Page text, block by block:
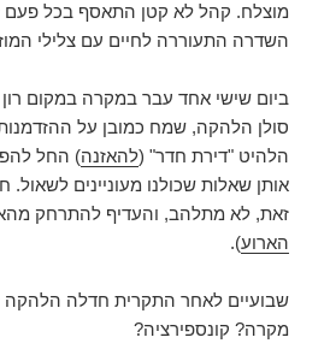
מוצלח. קהל לא קטן התאסף בכל פעם
השדרה התעוררה לחיים עם צלילי
ביום שישי אחד עבר במקרה במקום רון
סולן הלהקה, שמח כמובן על ההזדמנות,
הלהיט "דירת חדר" (להאזנה) החל
אותן שאלות שכולנו מעוניינים לשאול.
זאת, לא מתלהב, והעדיף להתרחק
הארוע).
שבועיים לאחר התקרית חדלה הלהקה
מקרה? קונספירציה?